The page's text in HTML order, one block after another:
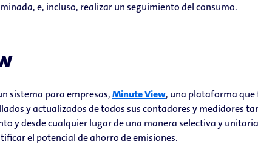
e, incluso, realizar un seguimiento del consumo.
sistema para empresas,Minute View, una plataforma que
y actualizados de todos sus contadores y medidores
y desde cualquier lugar de una manera selectiva y
el potencial de ahorro de emisiones.